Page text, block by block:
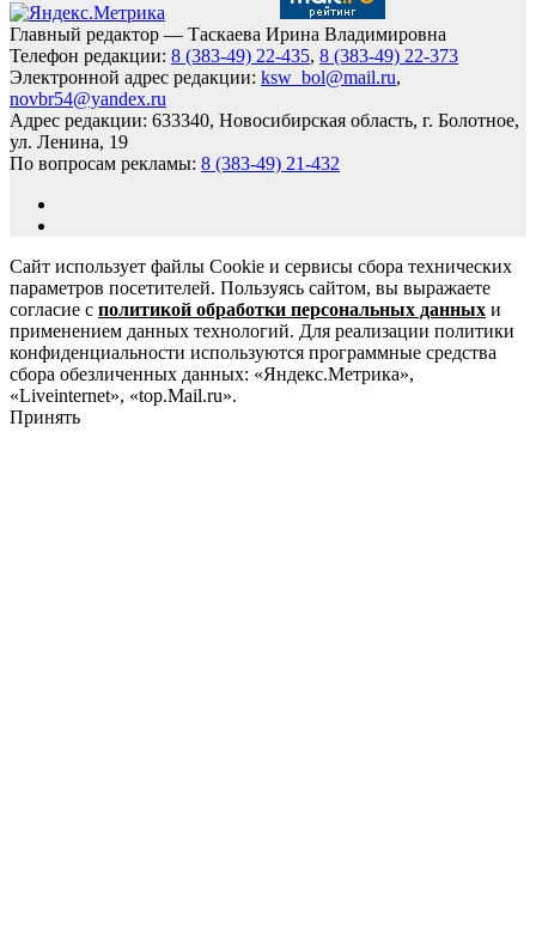
Главный редактор — Таскаева Ирина Владимировна
Телефон редакции: 8 (383-49) 22-435, 8 (383-49) 22-373
Электронной адрес редакции: ksw_bol@mail.ru,
novbr54@yandex.ru
Адрес редакции: 633340, Новосибирская область, г. Болотное,
ул. Ленина, 19
По вопросам рекламы: 8 (383-49) 21-432
Сайт использует файлы Cookie и сервисы сбора технических
параметров посетителей. Пользуясь сайтом, вы выражаете
согласие с политикой обработки персональных данных и
применением данных технологий. Для реализации политики
конфиденциальности используются программные средства
сбора обезличенных данных: «Яндекс.Метрика»,
«Liveinternet», «top.Mail.ru».
Принять